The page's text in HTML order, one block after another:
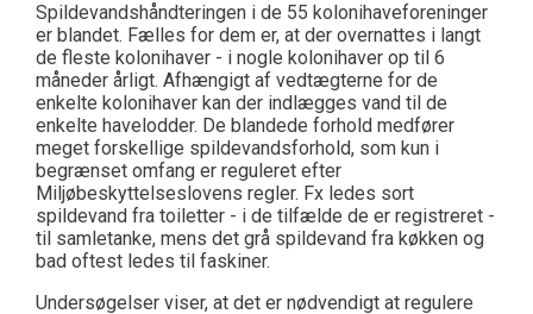
Spildevandshåndteringen i de 55 kolonihaveforeninger
er blandet. Fælles for dem er, at der overnattes i langt
de fleste kolonihaver - i nogle kolonihaver op til 6
måneder årligt. Afhængigt af vedtægterne for de
enkelte kolonihaver kan der indlægges vand til de
enkelte havelodder. De blandede forhold medfører
meget forskellige spildevandsforhold, som kun i
begrænset omfang er reguleret efter
Miljøbeskyttelseslovens regler. Fx ledes sort
spildevand fra toiletter - i de tilfælde de er registreret -
til samletanke, mens det grå spildevand fra køkken og
bad oftest ledes til faskiner.
Undersøgelser viser, at det er nødvendigt at regulere